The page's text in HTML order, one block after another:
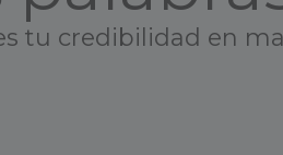
tu credibilidad en